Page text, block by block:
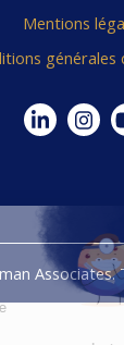
Mentions
générales